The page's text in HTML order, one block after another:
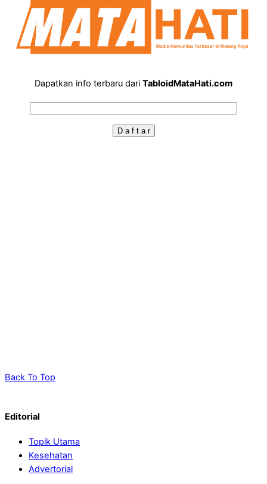
Dapatkan info terbaru dari TabloidMataHati.com
Back To Top
Editorial
Topik Utama
Kesehatan
Advertorial